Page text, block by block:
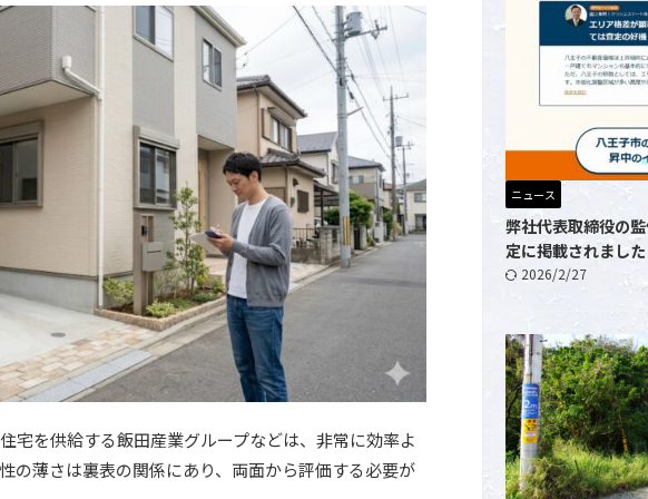
宅を供給する飯田産業グループなどは、非常に効率よ
の薄さは裏表の関係にあり、両面から評価する必要が
ニュース
弊社代表取締役の
定に掲載されました
2026/2/27